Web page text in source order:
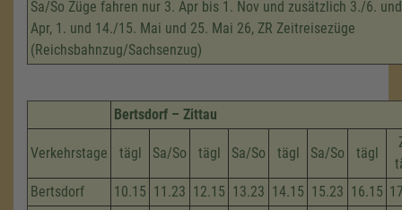
Sa/So Züge fahren nur 3. Apr bis 1. Nov und zusätzlich 3./6.
Apr, 1. und 14./15. Mai und 25. Mai 26, ZR Zeitreisezüge
(Reichsbahnzug/Sachsenzug)
Bertsdorf – Zittau
Verkehrstage tägl Sa/So tägl Sa/So tägl Sa/So tägl
Bertsdorf
10.15 11.23 12.15 13.23 14.15 15.23 16.15